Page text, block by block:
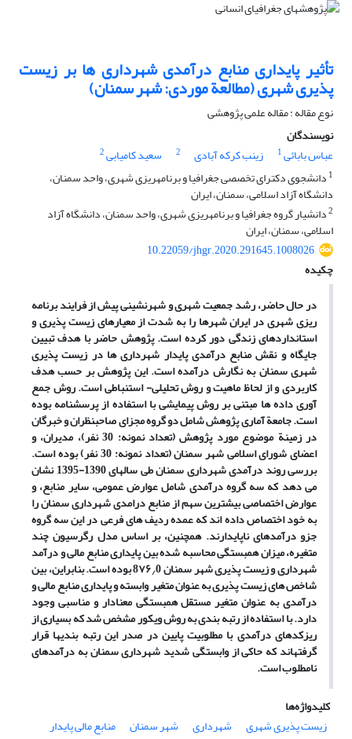
تأثیر پایداری منابع درآمدی شهرداری ‏ها بر زیست
‏پذیری شهری (مطالعة موردی: شهر سمنان)
نوع مقاله : مقاله علمی پژوهشی
نویسندگان
عباس بابائی1 زینب کرکه آبادی 2 سعید کامیابی2
1 دانشجوی دکترای تخصصی جغرافیا و برنامه‏ریزی شهری، واحد سمنان،
دانشگاه آزاد اسلامی، سمنان، ایران
2دانشیار گروه جغرافیا و برنامه‏ریزی شهری، واحد سمنان، دانشگاه آزاد
اسلامی، سمنان، ایران
10.22059/jhgr.2020.291645.1008026
چکیده
در حال حاضر، رشد جمعیت شهری و شهرنشینی پیش از فرایند برنامه‏
ریزی شهری در ایران شهرها را به ‏شدت از معیارهای زیست ‏پذیری و
استانداردهای زندگی دور کرده است.پژوهش حاضر با هدف تبیین
جایگاه و نقش منابع درآمدی پایدار شهرداری‏ ها در زیست ‏پذیری
شهری سمنان به نگارش درآمده است. این پژوهش بر حسب هدف
کاربردی و از لحاظ ماهیت و روش تحلیلی- استنباطی است. روش جمع
‏آوری داده ‏ها مبتنی بر روش پیمایشی با استفاده از پرسش‏نامه بوده
است. جامعة آماری پژوهش شامل دو گروه مجزای صاحب‏نظران و خبرگان
در زمینة موضوع مورد پژوهش (تعداد نمونه: 30 نفر)، مدیران، و
اعضای شورای اسلامی شهر سمنان (تعداد نمونه: 30 نفر) بوده است.
بررسی روند درآمدی شهرداری سمنان طی سال‏های 1390-1395 نشان
می‏ دهد که سه گروه درآمدی شامل عوارض عمومی، سایر منابع، و
عوارض اختصاصی بیشترین سهم از منابع درامدی شهرداری سمنان را
به خود اختصاص دادهاند که عمده ردیف‏ های فرعی در این سه گروه
جزو درآمدهای ناپایدارند. همچنین، بر اساس مدل رگرسیون چند
متغیره، میزان همبستگی محاسبه ‏شده بین پایداری منابع مالی و درآمد
شهرداری و زیست ‏پذیری شهر سمنان 8۷۶/0 بوده است. بنابراین، بین
شاخص‏ های زیست ‏پذیری به‏ عنوان متغیر وابسته و پایداری منابع مالی و
درآمدی به ‏عنوان متغیر مستقل همبستگی معنادار و مناسبی وجود
دارد. با استفاده از رتبه ‏بندی به روش ویکور مشخص شد که بسیاری از
ریزکدهای درآمدی با مطلوبیت پایین در صدر این رتبه ‏بندی‏ها قرار
گرفته‏اند که حاکی از وابستگی شدید شهرداری سمنان به درآمدهای
نامطلوب است.
کلیدواژه‌ها
زیست ‏پذیری شهری
شهرداری شهر سمنان
منابع مالی پایدار